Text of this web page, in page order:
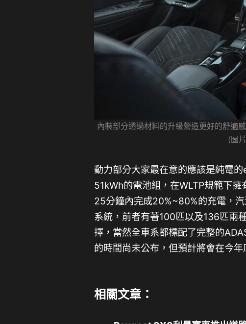
內裝部分透過材料的升級營造更好的舒適
(圖
動力部分大家最在意的應該是純電
51kWh的電池組，在WLTP規範下
25分鐘內完成20%~80%的充電，
系統，前者有著100匹以及136匹兩
擇，當然全車系都標配了完整的
的時間尚未公布，但預計將會在今
相關文章：